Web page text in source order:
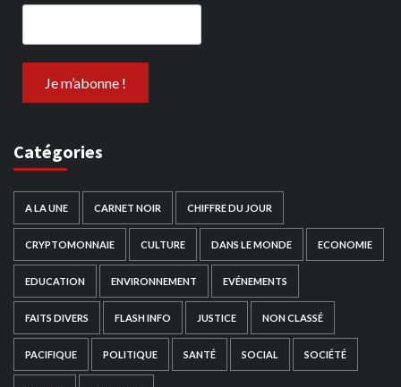
Catégories
A LA UNE CARNET NOIR CHIFFRE DU JOUR
CRYPTOMONNAIE CULTURE DANS LE MONDE ECONOMIE
EDUCATION ENVIRONNEMENT EVÉNEMENTS
FAITS DIVERS FLASH INFO JUSTICE NON CLASSÉ
PACIFIQUE POLITIQUE SANTÉ SOCIAL SOCIÉTÉ